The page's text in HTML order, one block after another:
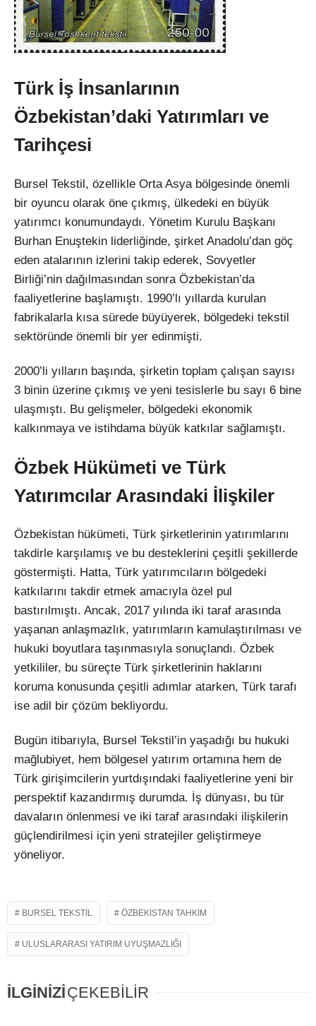
Türk İş İnsanlarının
Özbekistan’daki Yatırımları ve
Tarihçesi
Bursel Tekstil, özellikle Orta Asya bölgesinde önemli
bir oyuncu olarak öne çıkmış, ülkedeki en büyük
yatırımcı konumundaydı. Yönetim Kurulu Başkanı
Burhan Enuştekin liderliğinde, şirket Anadolu’dan göç
eden atalarının izlerini takip ederek, Sovyetler
Birliği’nin dağılmasından sonra Özbekistan’da
faaliyetlerine başlamıştı. 1990’lı yıllarda kurulan
fabrikalarla kısa sürede büyüyerek, bölgedeki tekstil
sektöründe önemli bir yer edinmişti.
2000’li yılların başında, şirketin toplam çalışan sayısı
3 binin üzerine çıkmış ve yeni tesislerle bu sayı 6 bine
ulaşmıştı. Bu gelişmeler, bölgedeki ekonomik
kalkınmaya ve istihdama büyük katkılar sağlamıştı.
Özbek Hükümeti ve Türk
Yatırımcılar Arasındaki İlişkiler
Özbekistan hükümeti, Türk şirketlerinin yatırımlarını
takdirle karşılamış ve bu desteklerini çeşitli şekillerde
göstermişti. Hatta, Türk yatırımcıların bölgedeki
katkılarını takdir etmek amacıyla özel pul
bastırılmıştı. Ancak, 2017 yılında iki taraf arasında
yaşanan anlaşmazlık, yatırımların kamulaştırılması ve
hukuki boyutlara taşınmasıyla sonuçlandı. Özbek
yetkililer, bu süreçte Türk şirketlerinin haklarını
koruma konusunda çeşitli adımlar atarken, Türk tarafı
ise adil bir çözüm bekliyordu.
Bugün itibarıyla, Bursel Tekstil’in yaşadığı bu hukuki
mağlubiyet, hem bölgesel yatırım ortamına hem de
Türk girişimcilerin yurtdışındaki faaliyetlerine yeni bir
perspektif kazandırmış durumda. İş dünyası, bu tür
davaların önlenmesi ve iki taraf arasındaki ilişkilerin
güçlendirilmesi için yeni stratejiler geliştirmeye
yöneliyor.
BURSEL TEKSTIL ÖZBEKISTAN TAHKIM
ULUSLARARASI YATIRIM UYUŞMAZLIĞI
İLGİNİZİÇEKEBİLİR